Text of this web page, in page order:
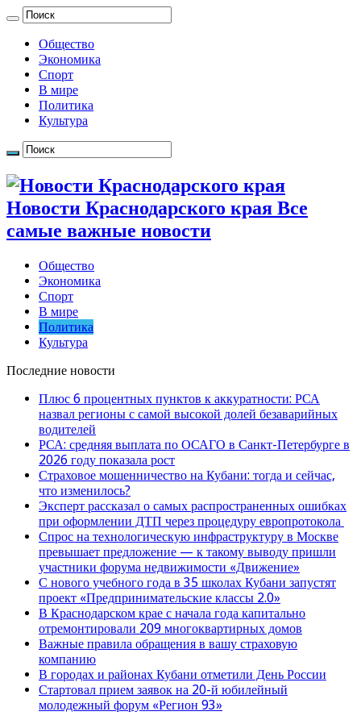
Общество
Экономика
Спорт
В мире
Политика
Культура
Новости Краснодарского края Все
самые важные новости
Общество
Экономика
Спорт
В мире
Политика
Культура
Последние новости
Плюс 6 процентных пунктов к аккуратности: РСА
назвал регионы с самой высокой долей безаварийных
водителей
РСА: средняя выплата по ОСАГО в Санкт-Петербурге в
2026 году показала рост
Страховое мошенничество на Кубани: тогда и сейчас,
что изменилось?
Эксперт рассказал о самых распространенных ошибках
при оформлении ДТП через процедуру европротокола
Спрос на технологическую инфраструктуру в Москве
превышает предложение — к такому выводу пришли
участники форума недвижимости «Движение»
С нового учебного года в 35 школах Кубани запустят
проект «Предпринимательские классы 2.0»
В Краснодарском крае с начала года капитально
отремонтировали 209 многоквартирных домов
Важные правила обращения в вашу страховую
компанию
В городах и районах Кубани отметили День России
Стартовал прием заявок на 20-й юбилейный
молодежный форум «Регион 93»